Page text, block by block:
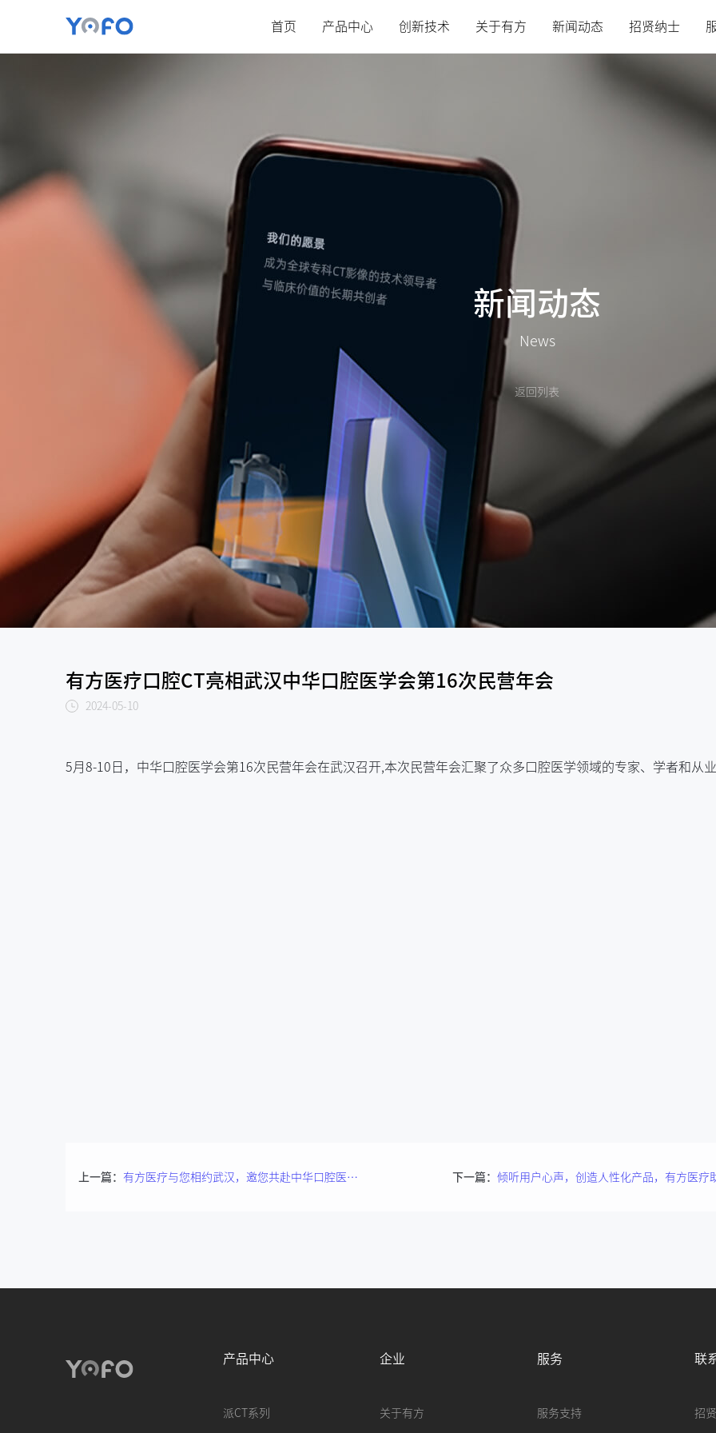
首页 产品中心 创新技术 关于有方 新闻动态 招贤纳士
新闻动态
News
返回列表
有方医疗口腔CT亮相武汉中华口腔医学会第16次民营年会
2024-05-10
5月8-10日，中华口腔医学会第16次民营年会在武汉召开,本次民营年会汇聚了众多口腔医学领域的专家、学者和从
上一篇： 有方医疗与您相约武汉，邀您共赴中华口腔医学会第16次民营年会 下一篇：
产品中心
派CT系列
企业
关于有方
服务
服务支持
联
招